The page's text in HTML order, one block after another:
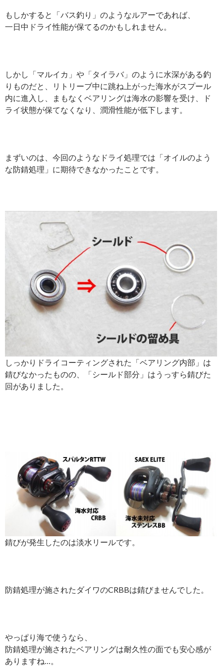
もしかすると「バス釣り」のようなルアーであれば、
一日中ドライ性能が保てるのかもしれません。
しかし「マルイカ」や「タイラバ」のように水深がある釣
りものだと、リトリーブ中に跳ね上がった海水がスプール
内に進入し、まもなくベアリングは海水の影響を受け、ド
ライ状態が保てなくなり、潤滑性能が低下します。
まずいのは、今回のようなドライ処理では「オイルのよう
な防錆処理」に期待できなかったことです。
しっかりドライコーティングされた「ベアリング内部」は
錆びなかったものの、「シールド部分」はうっすら錆びた
回がありました。
錆びが発生したのは淡水リールです。
防錆処理が施されたダイワのCRBBは錆びませんでした。
やっぱり海で使うなら、
防錆処理が施されたベアリングは耐久性の面でも安心感が
ありますね…。